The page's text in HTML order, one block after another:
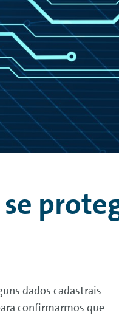
dados cadastrais
confirmarmos que